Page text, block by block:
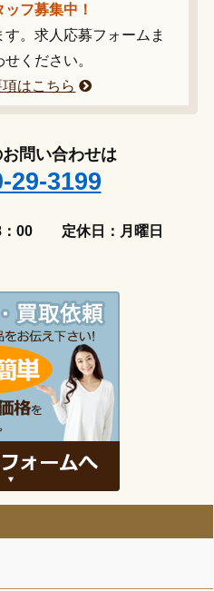
フ募集中！
。求人応募フォームま
ください。
はこちら
問い合わせは
29-3199
00 定休日：月曜日